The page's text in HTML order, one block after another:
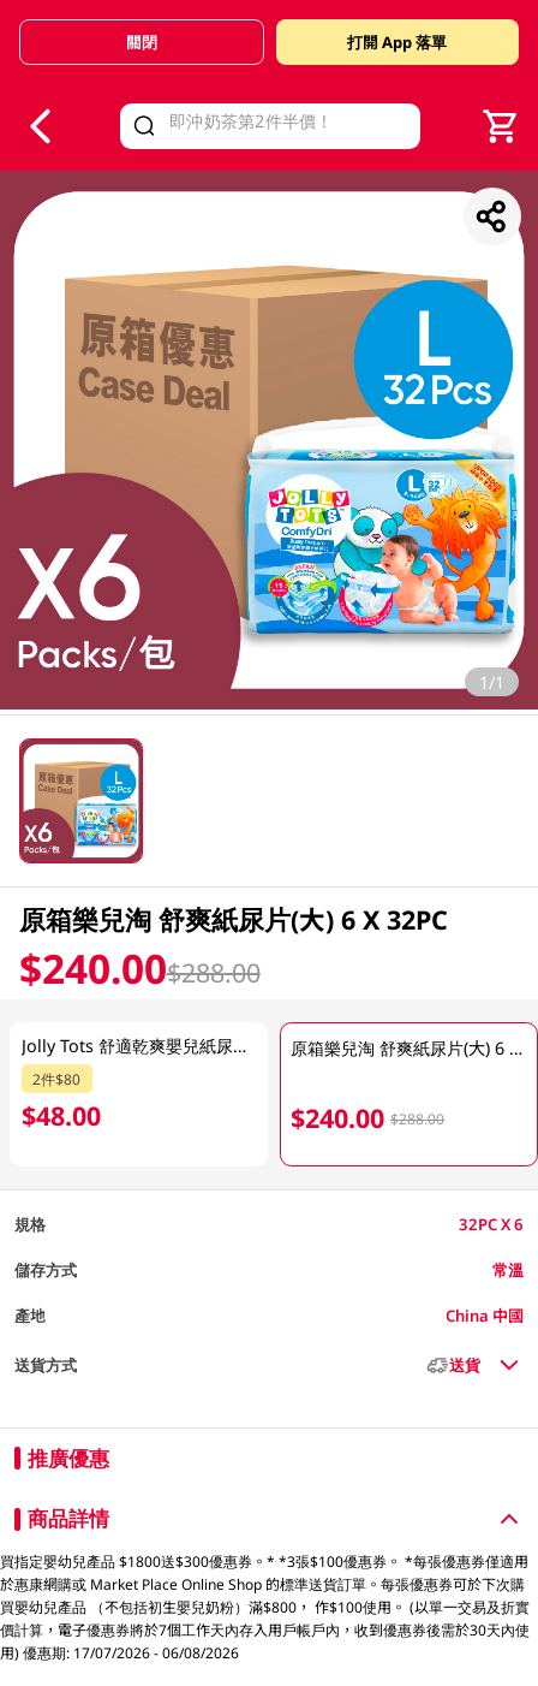
Valid Until 30 June 2026
關閉 打開 App 落單
1/1
原箱樂兒淘 舒爽紙尿片(大) 6 X 32PC
$240.00$288.00
Jolly Tots 舒適乾爽嬰兒紙尿片 (L) 32PCS
2件$80
$48.00
原箱樂兒淘 舒爽紙尿片(大) 6 X 32PC
$240.00 $288.00
規格 32PC X 6
儲存方式 常溫
產地 China 中國
送貨方式 送貨
推廣優惠
商品詳情
買指定嬰幼兒產品 $1800送$300優惠券。* *3張$100優惠券。 *每張優惠券僅適用
於惠康網購或 Market Place Online Shop 的標準送貨訂單。每張優惠券可於下次購
買嬰幼兒產品 （不包括初生嬰兒奶粉）滿$800， 作$100使用。 (以單一交易及折實
價計算，電子優惠券將於7個工作天內存入用戶帳戶內，收到優惠券後需於30天內使
用) 優惠期: 17/07/2026 - 06/08/2026